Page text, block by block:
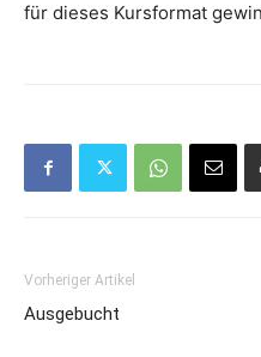
für dieses Kursformat
Vorheriger Artikel
Ausgebucht